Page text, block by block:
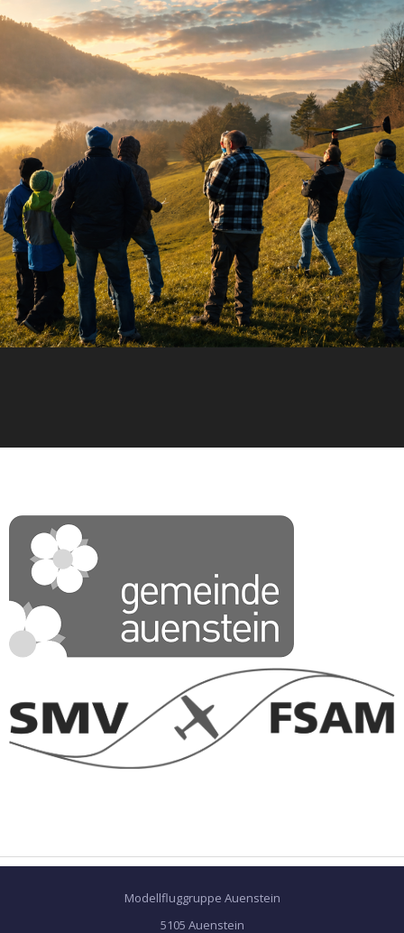
Modellfluggruppe Auenstein
5105 Auenstein